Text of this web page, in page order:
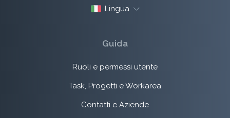
Lingua
Guida
Ruoli e permessi utente
Task, Progetti e Workarea
Contatti e Aziende